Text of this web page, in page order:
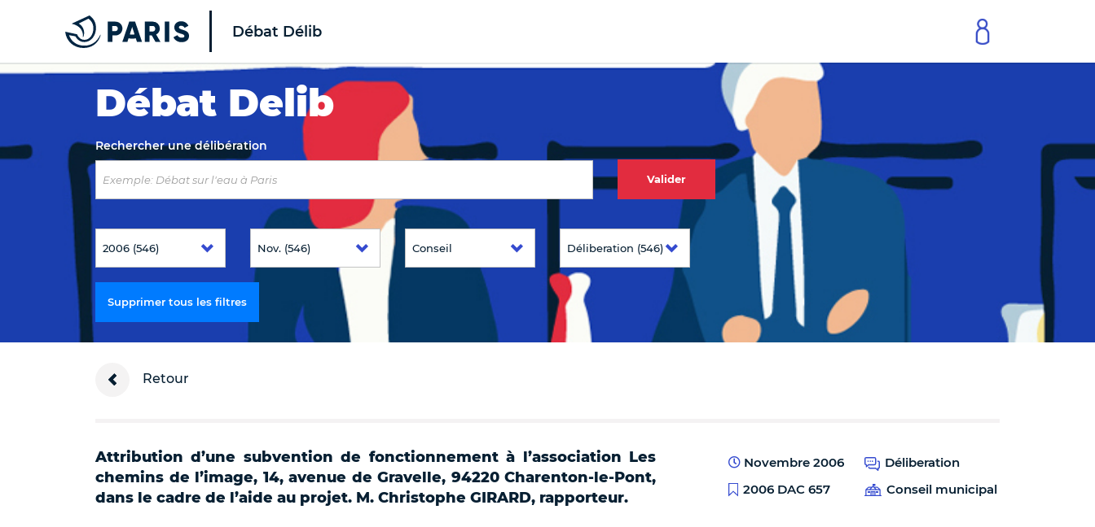
Top of the page
Débat Délib
Débat Delib
Rechercher une délibération
Valider
Supprimer tous les filtres
Retour
Attribution d’une subvention de fonctionnement à l’association Les
chemins de l’image, 14, avenue de Gravelle, 94220 Charenton-le-Pont,
dans le cadre de l’aide au projet. M. Christophe GIRARD, rapporteur.
Novembre 2006
Déliberation
2006 DAC 657
Conseil municipal